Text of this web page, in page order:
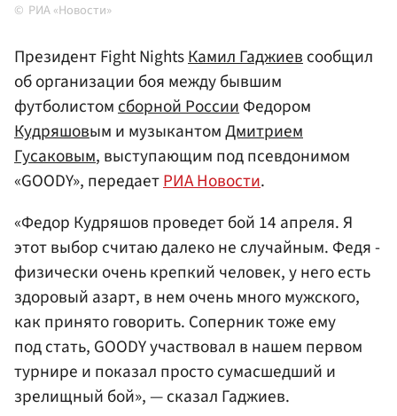
РИА «Новости»
Президент Fight NightsКамил Гаджиевсообщил
об организации боя между бывшим
футболистомсборной РоссииФедором
Кудряшовым и музыкантомДмитрием
Гусаковым, выступающим под псевдонимом
«GOODY», передаетРИА Новости.
«Федор Кудряшов проведет бой 14 апреля. Я
этот выбор считаю далеко не случайным. Федя -
физически очень крепкий человек, у него есть
здоровый азарт, в нем очень много мужского,
как принято говорить. Соперник тоже ему
под стать, GOODY участвовал в нашем первом
турнире и показал просто сумасшедший и
зрелищный бой», — сказал Гаджиев.